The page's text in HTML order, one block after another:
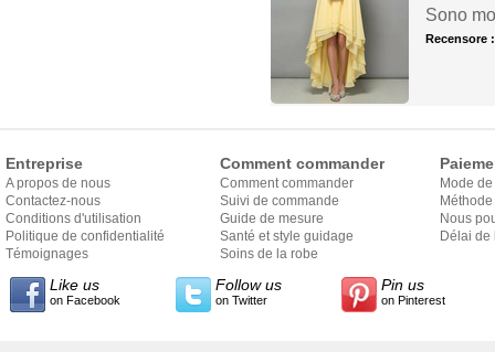
Sono
Recensore
Entreprise
A propos de nous
Contactez-nous
Conditions d'utilisation
Politique de confidentialité
Témoignages
Comment commander
Comment commander
Suivi de commande
Guide de mesure
Santé et style guidage
Soins de la robe
Mode
Nous
Délai de
Like us
on Facebook
Follow us
on Twitter
Pin us
on Pinterest